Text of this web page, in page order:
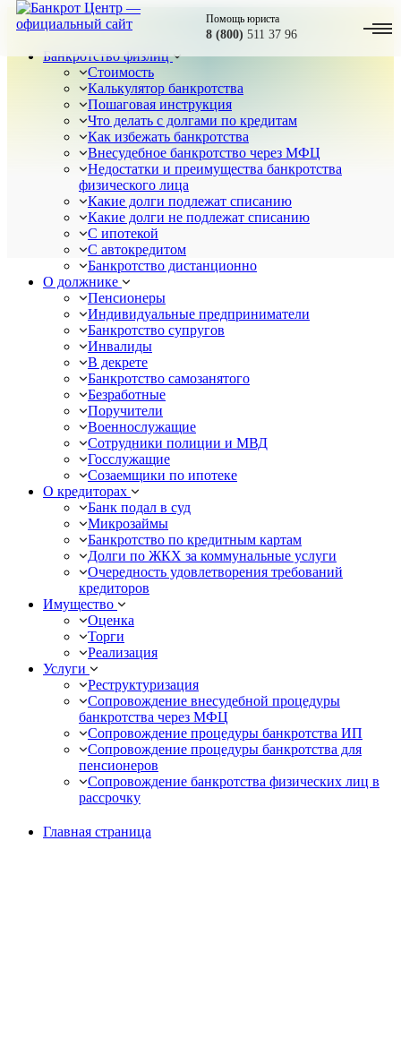
Помощь юриста
8 (800) 511 37 96
Банкротство физлиц
Стоимость
Калькулятор банкротства
Пошаговая инструкция
Что делать с долгами по кредитам
Как избежать банкротства
Внесудебное банкротство через МФЦ
Недостатки и преимущества банкротства
физического лица
Какие долги подлежат списанию
Какие долги не подлежат списанию
С ипотекой
С автокредитом
Банкротство дистанционно
О должнике
Пенсионеры
Индивидуальные предприниматели
Банкротство супругов
Инвалиды
В декрете
Банкротство самозанятого
Безработные
Поручители
Военнослужащие
Сотрудники полиции и МВД
Госслужащие
Созаемщики по ипотеке
О кредиторах
Банк подал в суд
Микрозаймы
Банкротство по кредитным картам
Долги по ЖКХ за коммунальные услуги
Очередность удовлетворения требований
кредиторов
Имущество
Оценка
Торги
Реализация
Услуги
Реструктуризация
Сопровождение внесудебной процедуры
банкротства через МФЦ
Сопровождение процедуры банкротства ИП
Сопровождение процедуры банкротства для
пенсионеров
Сопровождение банкротства физических лиц в
рассрочку
Главная страница